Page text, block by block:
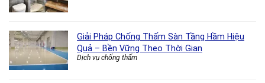
Giải Pháp Chống Thấm Sàn Tầng Hầm Hiệu
Quả – Bền Vững Theo Thời Gian
Dịch vụ chống thấm